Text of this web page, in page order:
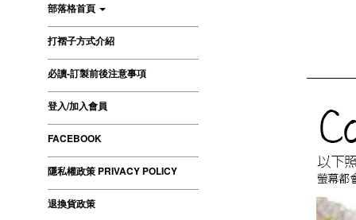
部落格首頁
打褶子方式介紹
必讀-訂製前後注意事項
登入/加入會員
FACEBOOK
隱私權政策 PRIVACY POLICY
退換貨政策